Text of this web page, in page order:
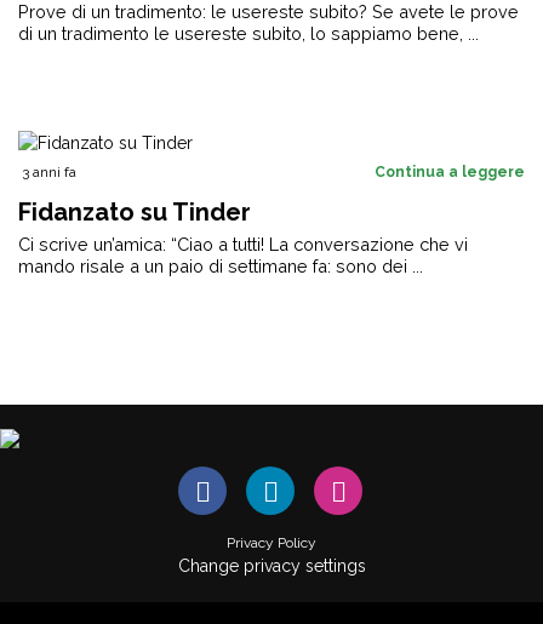
Prove di un tradimento: le usereste subito? Se avete le prove
di un tradimento le usereste subito, lo sappiamo bene, ...
3 anni fa Continua a leggere
Fidanzato su Tinder
Ci scrive un’amica: “Ciao a tutti! La conversazione che vi
mando risale a un paio di settimane fa: sono dei ...
Privacy Policy
Change privacy settings